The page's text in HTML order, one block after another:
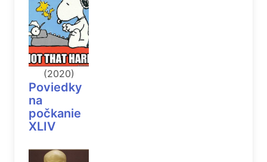
(2020)
Poviedky
na
počkanie
XLIV